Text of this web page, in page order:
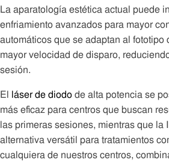
La aparatología estética actual puede
enfriamiento avanzados para mayor
automáticos que se adaptan al fototipo
mayor velocidad de disparo,
sesión.
El láser de diodode alta potencia se
más eficaz para centros que buscan
las primeras sesiones, mientras que la
alternativa versátil para tratamientos
cualquiera de nuestros centros,